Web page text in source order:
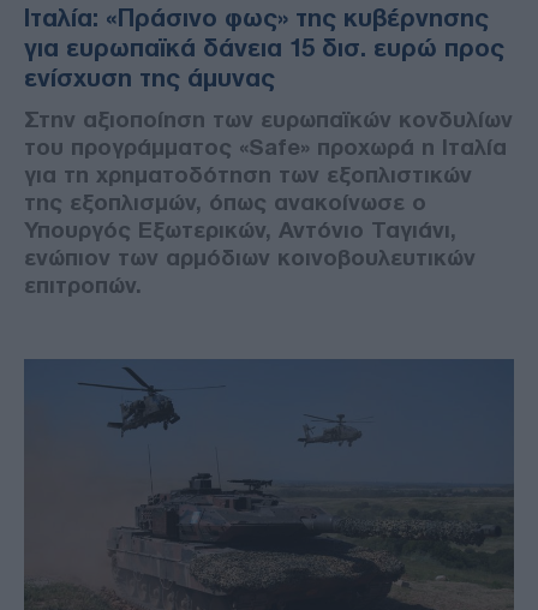
Ιταλία: «Πράσινο φως» της κυβέρνησης
για ευρωπαϊκά δάνεια 15 δισ. ευρώ προς
ενίσχυση της άμυνας
Στην αξιοποίηση των ευρωπαϊκών κονδυλίων
του προγράμματος «Safe» προχωρά η Ιταλία
για τη χρηματοδότηση των εξοπλιστικών
της εξοπλισμών, όπως ανακοίνωσε ο
Υπουργός Εξωτερικών, Αντόνιο Ταγιάνι,
ενώπιον των αρμόδιων κοινοβουλευτικών
επιτροπών.